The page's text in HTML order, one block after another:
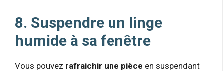
8. Suspendre un linge
humide à sa fenêtre
Vous pouvez rafraichir une pièce en suspendant